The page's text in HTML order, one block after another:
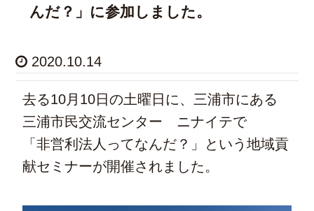
んだ？」に参加しました。
2020.10.14
去る10月10日の土曜日に、三浦市にある
三浦市民交流センター ニナイテで
「非営利法人ってなんだ？」という地域貢
献セミナーが開催されました。